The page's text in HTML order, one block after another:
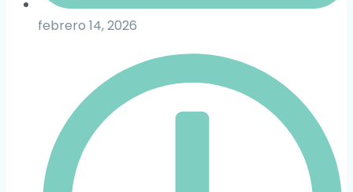
febrero 14, 2026